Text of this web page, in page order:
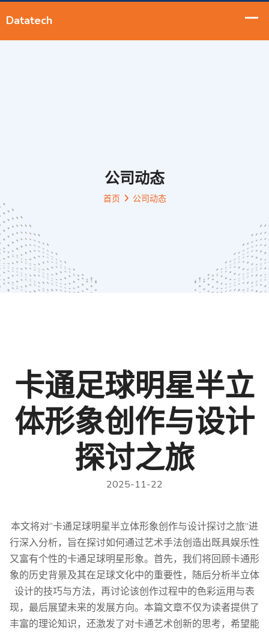
公司动态
首页 公司动态
卡通足球明星半立
体形象创作与设计
探讨之旅
2025-11-22
本文将对“卡通足球明星半立体形象创作与设计探讨之旅”进
行深入分析，旨在探讨如何通过艺术手法创造出既具娱乐性
又富有个性的卡通足球明星形象。首先，我们将回顾卡通形
象的历史背景及其在足球文化中的重要性，随后分析半立体
设计的技巧与方法，再讨论该创作过程中的色彩运用与表
现，最后展望未来的发展方向。本篇文章不仅为读者提供了
丰富的理论知识，还激发了对卡通艺术创新的思考，希望能